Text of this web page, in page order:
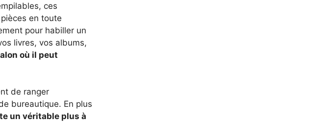
ces
en toute
pour habiller un
livres, vos albums,
où il peut
de ranger
bureautique. En plus
un véritable plus à